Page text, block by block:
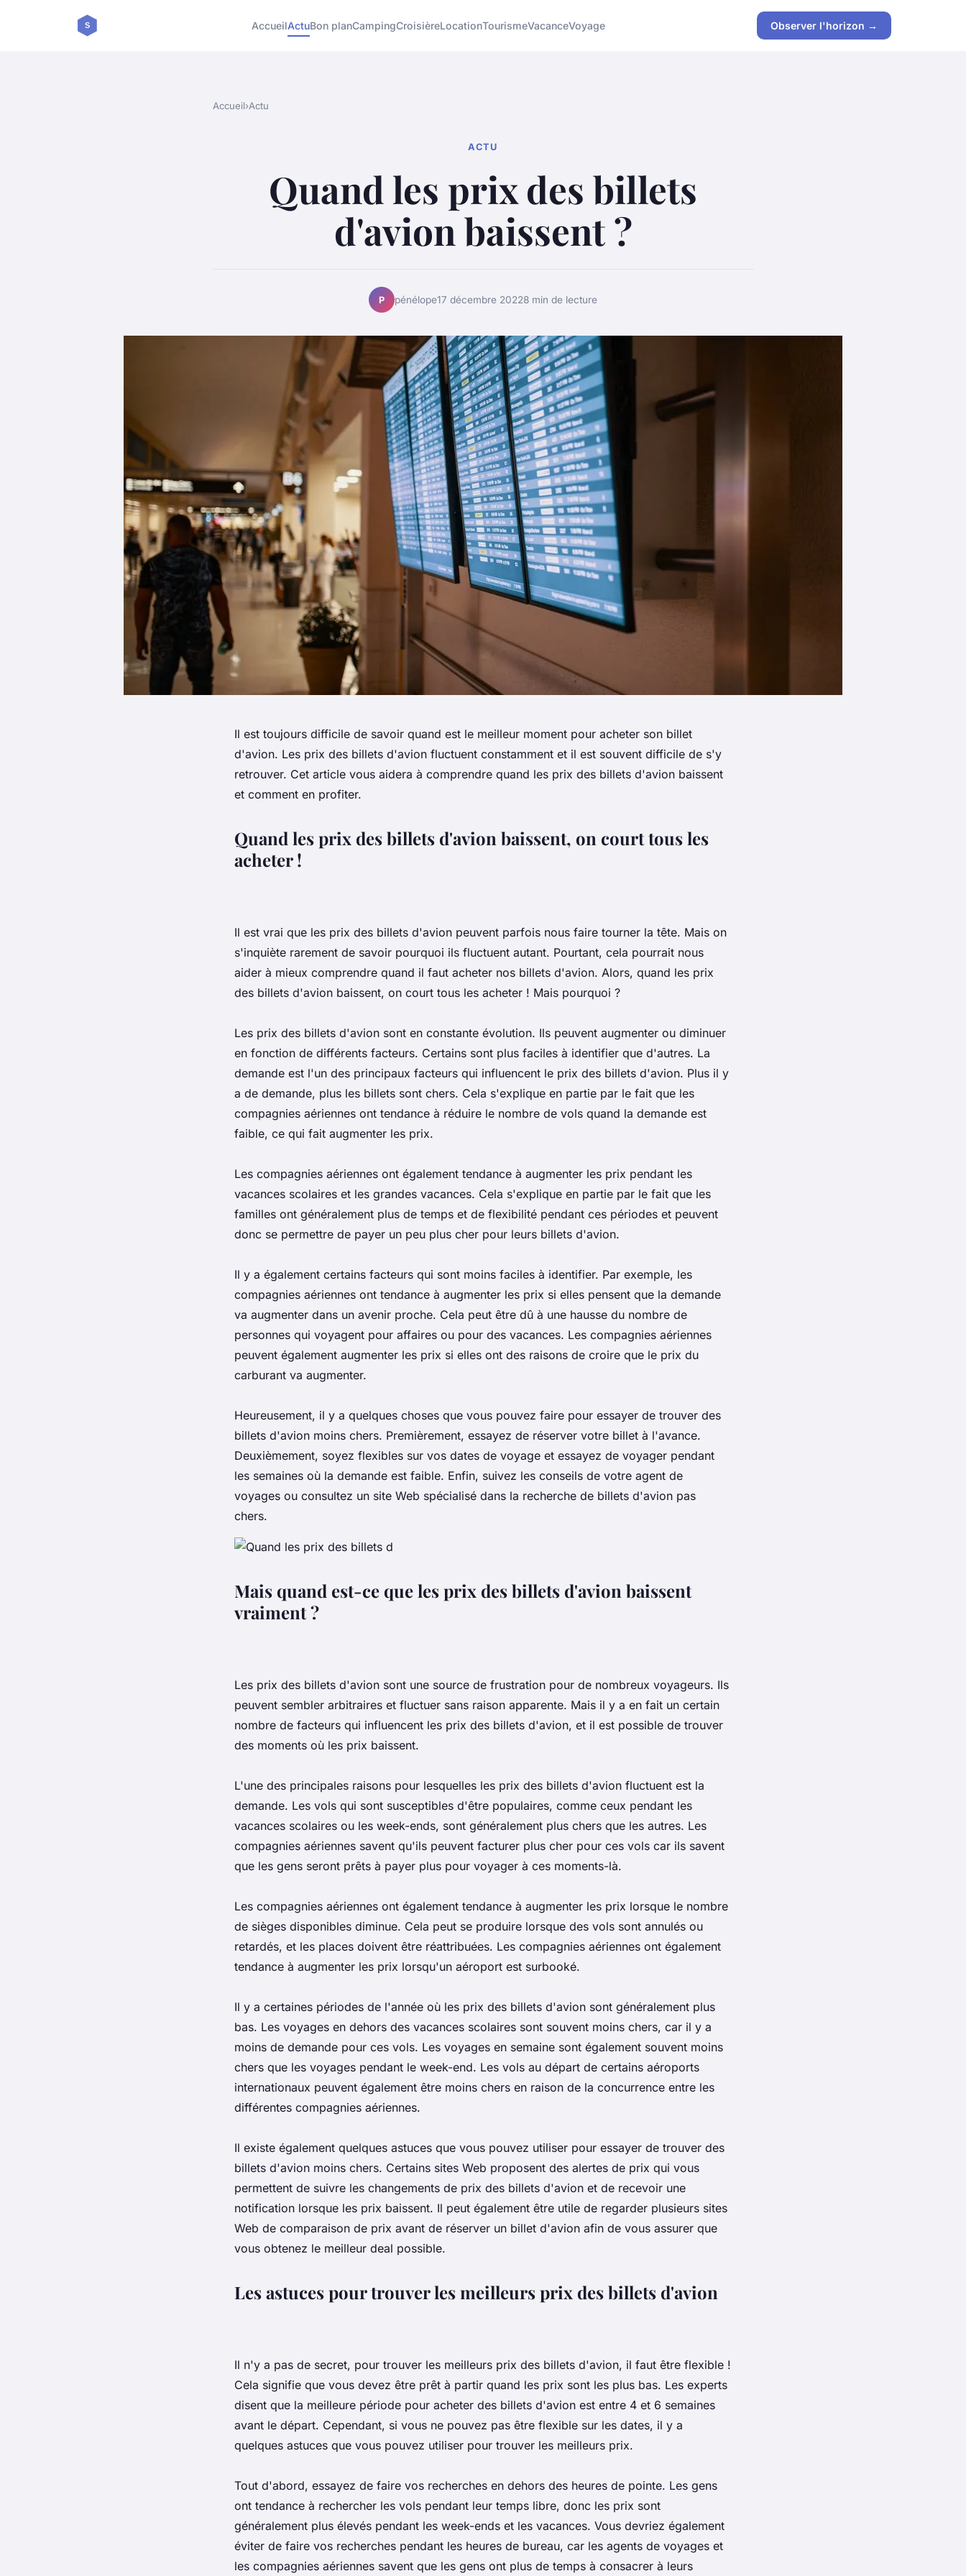
AccueilActuBon planCampingCroisièreLocationTourismeVacanceVoyage Observer l'horizon →
Accueil›Actu
ACTU
Quand les prix des billets
d'avion baissent ?
P pénélope17 décembre 20228 min de lecture
Il est toujours difficile de savoir quand est le meilleur moment pour acheter son billet
d'avion. Les prix des billets d'avion fluctuent constamment et il est souvent difficile de s'y
retrouver. Cet article vous aidera à comprendre quand les prix des billets d'avion baissent
et comment en profiter.
Quand les prix des billets d'avion baissent, on court tous les
acheter !
Il est vrai que les prix des billets d'avion peuvent parfois nous faire tourner la tête. Mais on
s'inquiète rarement de savoir pourquoi ils fluctuent autant. Pourtant, cela pourrait nous
aider à mieux comprendre quand il faut acheter nos billets d'avion. Alors, quand les prix
des billets d'avion baissent, on court tous les acheter ! Mais pourquoi ?
Les prix des billets d'avion sont en constante évolution. Ils peuvent augmenter ou diminuer
en fonction de différents facteurs. Certains sont plus faciles à identifier que d'autres. La
demande est l'un des principaux facteurs qui influencent le prix des billets d'avion. Plus il y
a de demande, plus les billets sont chers. Cela s'explique en partie par le fait que les
compagnies aériennes ont tendance à réduire le nombre de vols quand la demande est
faible, ce qui fait augmenter les prix.
Les compagnies aériennes ont également tendance à augmenter les prix pendant les
vacances scolaires et les grandes vacances. Cela s'explique en partie par le fait que les
familles ont généralement plus de temps et de flexibilité pendant ces périodes et peuvent
donc se permettre de payer un peu plus cher pour leurs billets d'avion.
Il y a également certains facteurs qui sont moins faciles à identifier. Par exemple, les
compagnies aériennes ont tendance à augmenter les prix si elles pensent que la demande
va augmenter dans un avenir proche. Cela peut être dû à une hausse du nombre de
personnes qui voyagent pour affaires ou pour des vacances. Les compagnies aériennes
peuvent également augmenter les prix si elles ont des raisons de croire que le prix du
carburant va augmenter.
Heureusement, il y a quelques choses que vous pouvez faire pour essayer de trouver des
billets d'avion moins chers. Premièrement, essayez de réserver votre billet à l'avance.
Deuxièmement, soyez flexibles sur vos dates de voyage et essayez de voyager pendant
les semaines où la demande est faible. Enfin, suivez les conseils de votre agent de
voyages ou consultez un site Web spécialisé dans la recherche de billets d'avion pas
chers.
Mais quand est-ce que les prix des billets d'avion baissent
vraiment ?
Les prix des billets d'avion sont une source de frustration pour de nombreux voyageurs. Ils
peuvent sembler arbitraires et fluctuer sans raison apparente. Mais il y a en fait un certain
nombre de facteurs qui influencent les prix des billets d'avion, et il est possible de trouver
des moments où les prix baissent.
L'une des principales raisons pour lesquelles les prix des billets d'avion fluctuent est la
demande. Les vols qui sont susceptibles d'être populaires, comme ceux pendant les
vacances scolaires ou les week-ends, sont généralement plus chers que les autres. Les
compagnies aériennes savent qu'ils peuvent facturer plus cher pour ces vols car ils savent
que les gens seront prêts à payer plus pour voyager à ces moments-là.
Les compagnies aériennes ont également tendance à augmenter les prix lorsque le nombre
de sièges disponibles diminue. Cela peut se produire lorsque des vols sont annulés ou
retardés, et les places doivent être réattribuées. Les compagnies aériennes ont également
tendance à augmenter les prix lorsqu'un aéroport est surbooké.
Il y a certaines périodes de l'année où les prix des billets d'avion sont généralement plus
bas. Les voyages en dehors des vacances scolaires sont souvent moins chers, car il y a
moins de demande pour ces vols. Les voyages en semaine sont également souvent moins
chers que les voyages pendant le week-end. Les vols au départ de certains aéroports
internationaux peuvent également être moins chers en raison de la concurrence entre les
différentes compagnies aériennes.
Il existe également quelques astuces que vous pouvez utiliser pour essayer de trouver des
billets d'avion moins chers. Certains sites Web proposent des alertes de prix qui vous
permettent de suivre les changements de prix des billets d'avion et de recevoir une
notification lorsque les prix baissent. Il peut également être utile de regarder plusieurs sites
Web de comparaison de prix avant de réserver un billet d'avion afin de vous assurer que
vous obtenez le meilleur deal possible.
Les astuces pour trouver les meilleurs prix des billets d'avion
Il n'y a pas de secret, pour trouver les meilleurs prix des billets d'avion, il faut être flexible !
Cela signifie que vous devez être prêt à partir quand les prix sont les plus bas. Les experts
disent que la meilleure période pour acheter des billets d'avion est entre 4 et 6 semaines
avant le départ. Cependant, si vous ne pouvez pas être flexible sur les dates, il y a
quelques astuces que vous pouvez utiliser pour trouver les meilleurs prix.
Tout d'abord, essayez de faire vos recherches en dehors des heures de pointe. Les gens
ont tendance à rechercher les vols pendant leur temps libre, donc les prix sont
généralement plus élevés pendant les week-ends et les vacances. Vous devriez également
éviter de faire vos recherches pendant les heures de bureau, car les agents de voyages et
les compagnies aériennes savent que les gens ont plus de temps à consacrer à leurs